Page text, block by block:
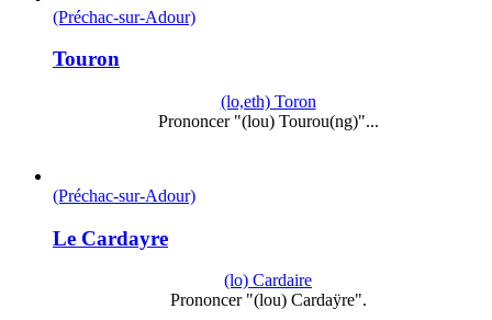
(Préchac-sur-Adour)
Touron
(lo,eth) Toron
Prononcer "(lou) Tourou(ng)"...
(Préchac-sur-Adour)
Le Cardayre
(lo) Cardaire
Prononcer "(lou) Cardaÿre".